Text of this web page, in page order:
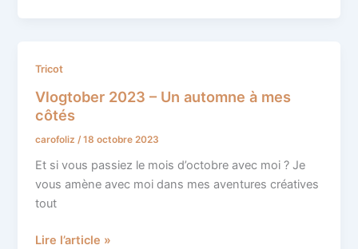
Tricot
Vlogtober 2023 – Un automne à mes
côtés
carofoliz /18 octobre 2023
Et si vous passiez le mois d’octobre avec moi ? Je
vous amène avec moi dans mes aventures créatives
tout
Vlogtober
–
Un
automne
à
mes
côtés
Lire l’article »